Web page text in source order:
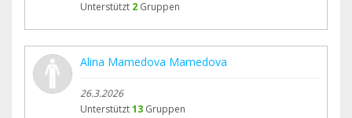
Unterstützt 2 Gruppen
Alina Mamedova Mamedova
26.3.2026
Unterstützt13 Gruppen